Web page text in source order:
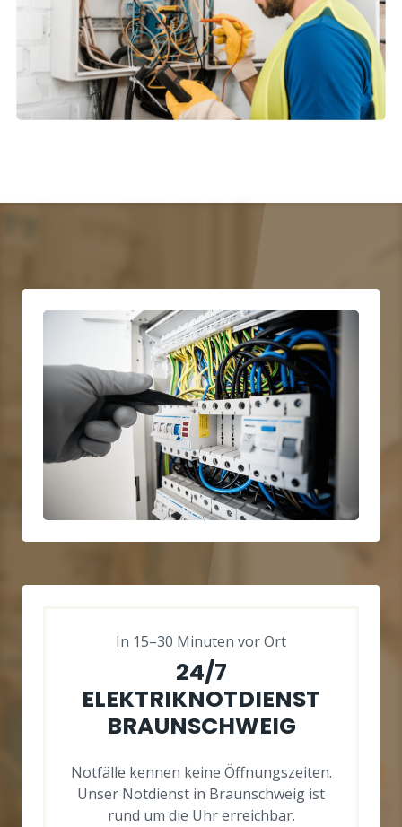
In 15–30 Minuten vor Ort
24/7
ELEKTRIKNOTDIENST
BRAUNSCHWEIG
Notfälle kennen keine Öffnungszeiten.
Unser Notdienst in Braunschweig ist
rund um die Uhr erreichbar.